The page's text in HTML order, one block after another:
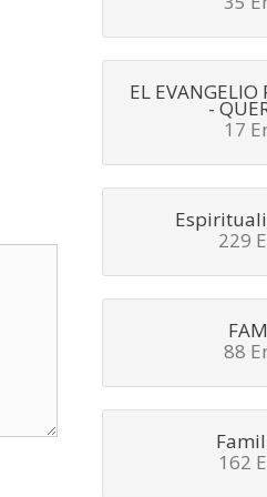
EL EVANGELIO
-
17
229
88
162